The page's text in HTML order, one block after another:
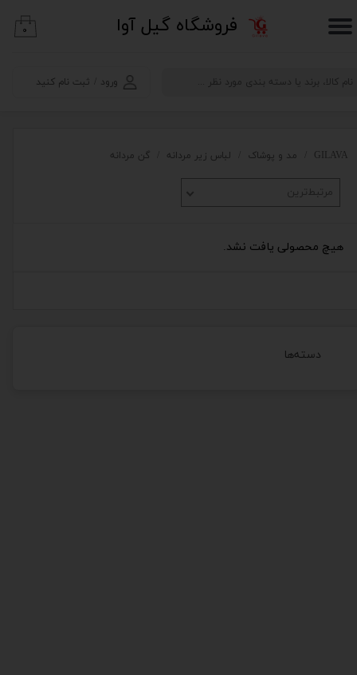
​فروشگاه گیل آوا
ورود ثبت نام کنید
حساب کاربری من
۰
دسته‌ها
GILAVA مد و پوشاک لباس زیر مردانه گن مردانه
مرتبط‌ترین
هیچ محصولی یافت نشد.